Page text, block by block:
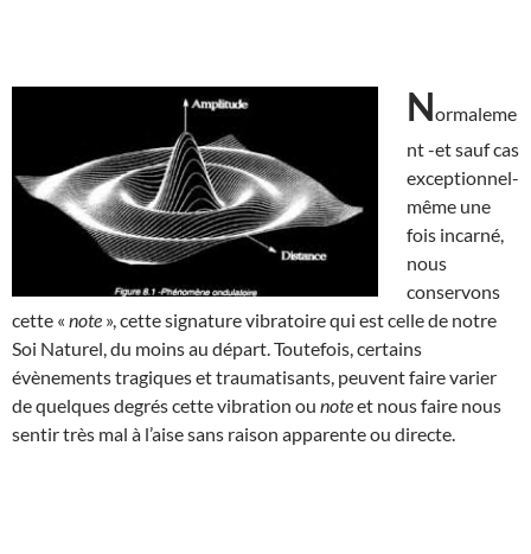
Normaleme
nt -et sauf cas
exceptionnel-
même une
fois incarné,
nous
conservons
cette « note », cette signature vibratoire qui est celle de notre
Soi Naturel, du moins au départ. Toutefois, certains
évènements tragiques et traumatisants, peuvent faire varier
de quelques degrés cette vibration ou noteet nous faire nous
sentir très mal à l’aise sans raison apparente ou directe.